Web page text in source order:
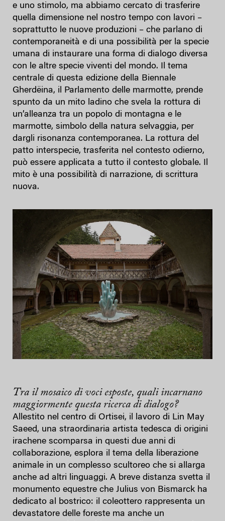
e uno stimolo, ma abbiamo cercato di trasferire
quella dimensione nel nostro tempo con lavori –
soprattutto le nuove produzioni – che parlano di
contemporaneità e di una possibilità per la specie
umana di instaurare una forma di dialogo diversa
con le altre specie viventi del mondo. Il tema
centrale di questa edizione della Biennale
Gherdëina, il Parlamento delle marmotte, prende
spunto da un mito ladino che svela la rottura di
un’alleanza tra un popolo di montagna e le
marmotte, simbolo della natura selvaggia, per
dargli risonanza contemporanea. La rottura del
patto interspecie, trasferita nel contesto odierno,
può essere applicata a tutto il contesto globale. Il
mito è una possibilità di narrazione, di scrittura
nuova.
Tra il mosaico di voci esposte, quali incarnano
maggiormente questa ricerca di dialogo?
Allestito nel centro di Ortisei, il lavoro di Lin May
Saeed, una straordinaria artista tedesca di origini
irachene scomparsa in questi due anni di
collaborazione, esplora il tema della liberazione
animale in un complesso scultoreo che si allarga
anche ad altri linguaggi. A breve distanza svetta il
monumento equestre che Julius von Bismarck ha
dedicato al bostrico: il coleottero rappresenta un
devastatore delle foreste ma anche un